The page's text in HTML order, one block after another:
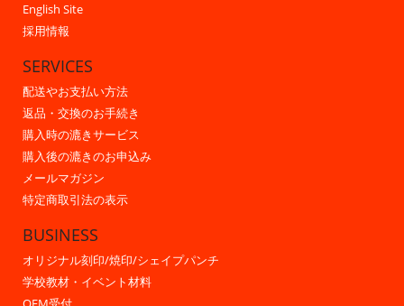
English Site
採用情報
SERVICES
配送やお支払い方法
返品・交換のお手続き
購入時の漉きサービス
購入後の漉きのお申込み
メールマガジン
特定商取引法の表示
BUSINESS
オリジナル刻印/焼印/シェイプパンチ
学校教材・イベント材料